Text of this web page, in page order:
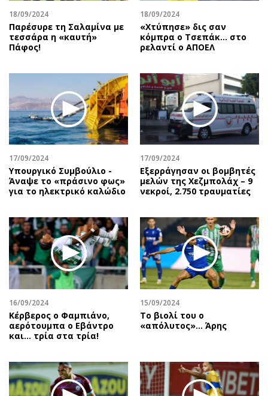
18/09/2024
Παρέσυρε τη Σαλαμίνα με
τεσσάρα η «καυτή»
Πάφος!
18/09/2024
«Χτύπησε» δις σαν
κόμπρα ο Τσεπάκ… στο
ρελαντί ο ΑΠΟΕΛ
17/09/2024
Υπουργικό Συμβούλιο -
Άναψε το «πράσινο φως»
για το ηλεκτρικό καλώδιο
17/09/2024
Εξερράγησαν οι βομβητές
μελών της Χεζμπολάχ – 9
νεκροί, 2.750 τραυματίες
16/09/2024
Κέρβερος ο Φαμπιάνο,
αερότουμπα ο Εβάντρο
και… τρία στα τρία!
15/09/2024
Το βιολί του ο
«απόλυτος»… Άρης